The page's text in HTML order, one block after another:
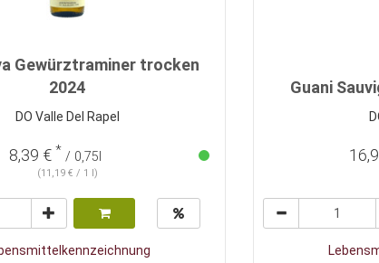
Gewürztraminer trocken
2024
DO Valle Del Rapel
8,39 € * / 0,75l
(11,19 € / 1 l)
Guani